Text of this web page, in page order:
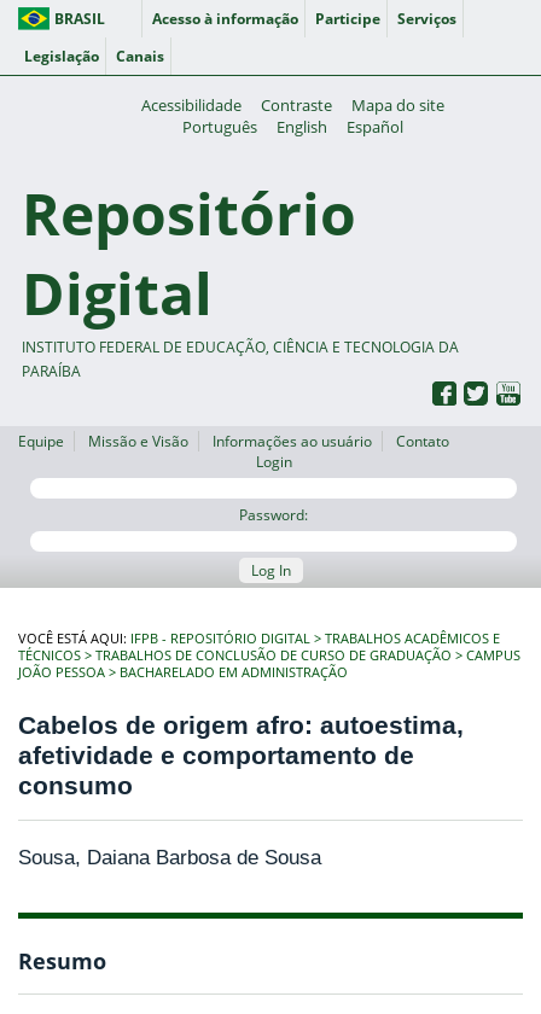
BRASIL Acesso à informação Participe
Serviços
Legislação
Canais
Acessibilidade Contraste
Mapa do site
Português
English Español
Repositório
Digital
INSTITUTO FEDERAL DE EDUCAÇÃO, CIÊNCIA E TECNOLOGIA DA
PARAÍBA
Equipe Missão e Visão Informações ao usuário
Contato
Login
Password:
Log In
VOCÊ ESTÁ AQUI: IFPB - REPOSITÓRIO DIGITAL
TRABALHOS ACADÊMICOS E
TÉCNICOS
TRABALHOS DE CONCLUSÃO DE CURSO DE GRADUAÇÃO
CAMPUS
JOÃO PESSOA
BACHARELADO EM ADMINISTRAÇÃO
Cabelos de origem afro: autoestima,
afetividade e comportamento de
consumo
Sousa, Daiana Barbosa de Sousa
Resumo